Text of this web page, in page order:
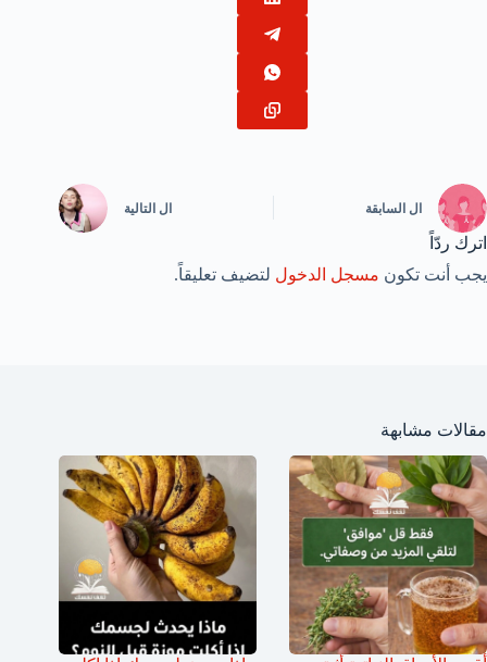
ال السابقة ال التالية
اترك ردّاً
يجب أنت تكون مسجل الدخول لتضيف تعليقاً.
مقالات مشابهة